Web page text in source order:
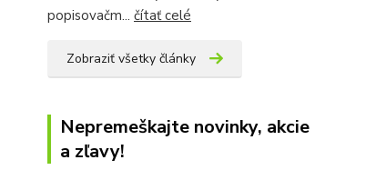
popisovačm... čítať celé
Zobraziť všetky články
Nepremeškajte novinky, akcie
a zľavy!